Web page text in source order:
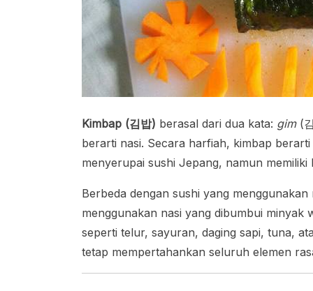
Kimbap (김밥) berasal dari dua kata: gim(
berarti nasi. Secara harfiah, kimbap
menyerupai sushi Jepang, namun
Berbeda dengan sushi yang
menggunakan nasi yang dibumbui minyak
seperti telur, sayuran, daging sapi, tuna,
tetap mempertahankan seluruh elemen